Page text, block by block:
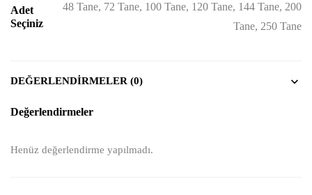
Adet
Seçiniz
48 Tane, 72 Tane, 100 Tane, 120 Tane, 144 Tane, 200
Tane, 250 Tane
DEĞERLENDIRMELER (0)
Değerlendirmeler
Henüz değerlendirme yapılmadı.